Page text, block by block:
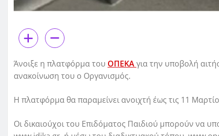
Άνοιξε η πλατφόρμα του ΟΠΕΚΑγια την υποβολή
ανακοίνωση του ο Οργανισμός.
Η πλατφόρμα θα παραμείνει ανοιχτή έως τις 11
Οι δικαιούχοι του Επιδόματος Παιδιού μπορούν να